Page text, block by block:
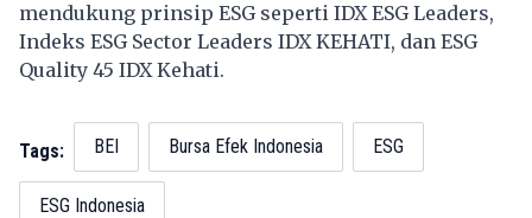
mendukung prinsip ESG seperti IDX ESG Leaders,
Indeks ESG Sector Leaders IDX KEHATI, dan ESG
Quality 45 IDX Kehati.
Tags: BEI Bursa Efek Indonesia ESG
ESG Indonesia